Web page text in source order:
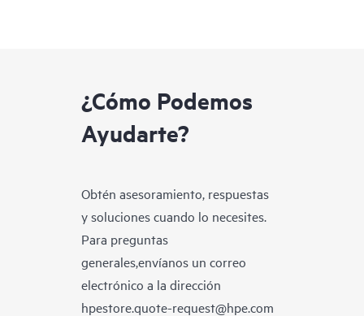
¿Cómo Podemos
Ayudarte?
Obtén asesoramiento, respuestas
y soluciones cuando lo necesites.
Para preguntas
generales,envíanos un correo
electrónico a la dirección
hpestore.quote-request@hpe.com